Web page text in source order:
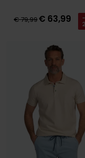
€ 79,99€ 63,99 -